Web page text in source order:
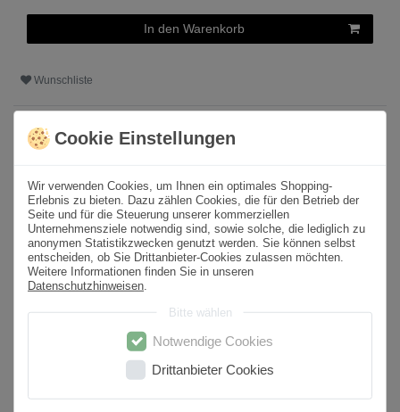
In den Warenkorb
Wunschliste
Produktbeschreibung
Format 80x80 cm
Paketinhalt 1,92m² /3St.
Sortierung 1. Wahl
Oberfläche Poliert
Feinsteinzeug
Cookie Einstellungen
Wir verwenden Cookies, um Ihnen ein optimales Shopping-
Erlebnis zu bieten. Dazu zählen Cookies, die für den Betrieb der
Seite und für die Steuerung unserer kommerziellen
Unternehmensziele notwendig sind, sowie solche, die lediglich zu
anonymen Statistikzwecken genutzt werden. Sie können selbst
entscheiden, ob Sie Drittanbieter-Cookies zulassen möchten.
Weitere Informationen finden Sie in unseren
Datenschutzhinweisen
Bitte wählen
Notwendige Cookies
Drittanbieter Cookies